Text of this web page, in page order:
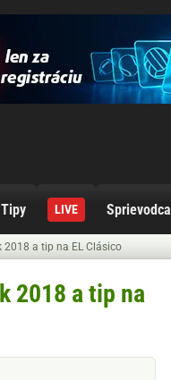
Tipy LIVE Sprievodca
a tip na EL Clásico
2018 a tip na